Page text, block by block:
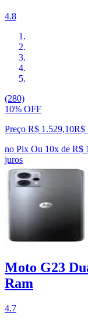
4.8
(280)
10% OFF
Preço R$ 1.529,10R$
no Pix Ou 10x de R$
juros
Moto G23
Ram
4.7